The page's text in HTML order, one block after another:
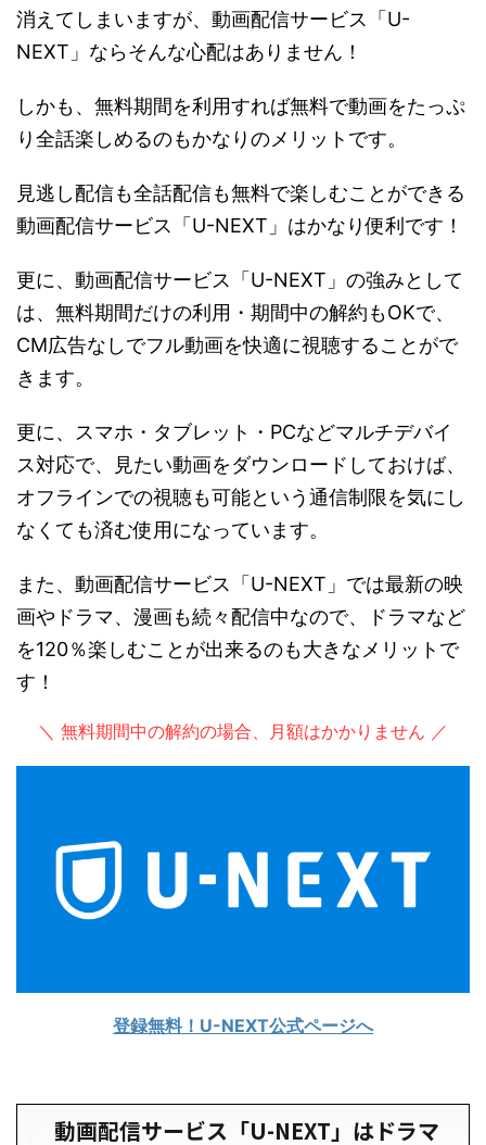
消えてしまいますが、動画配信サービス「U-
NEXT」ならそんな心配はありません！
しかも、無料期間を利用すれば無料で動画をたっぷ
り全話楽しめるのもかなりのメリットです。
見逃し配信も全話配信も無料で楽しむことができる
動画配信サービス「U-NEXT」はかなり便利です！
更に、動画配信サービス「U-NEXT」の強みとして
は、無料期間だけの利用・期間中の解約もOKで、
CM広告なしでフル動画を快適に視聴することがで
きます。
更に、スマホ・タブレット・PCなどマルチデバイ
ス対応で、見たい動画をダウンロードしておけば、
オフラインでの視聴も可能という通信制限を気にし
なくても済む使用になっています。
また、動画配信サービス「U-NEXT」では最新の映
画やドラマ、漫画も続々配信中なので、ドラマなど
を120％楽しむことが出来るのも大きなメリットで
す！
＼ 無料期間中の解約の場合、月額はかかりません ／
登録無料！U-NEXT公式ページへ
動画配信サービス「U-NEXT」はドラマ